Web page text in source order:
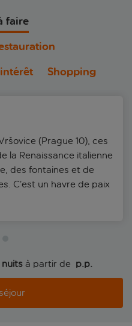
faire
Shopping
(Prague 10), ces
la Renaissance italienne
des fontaines et de
C’est un havre de paix
nuitsà partir de p.p.